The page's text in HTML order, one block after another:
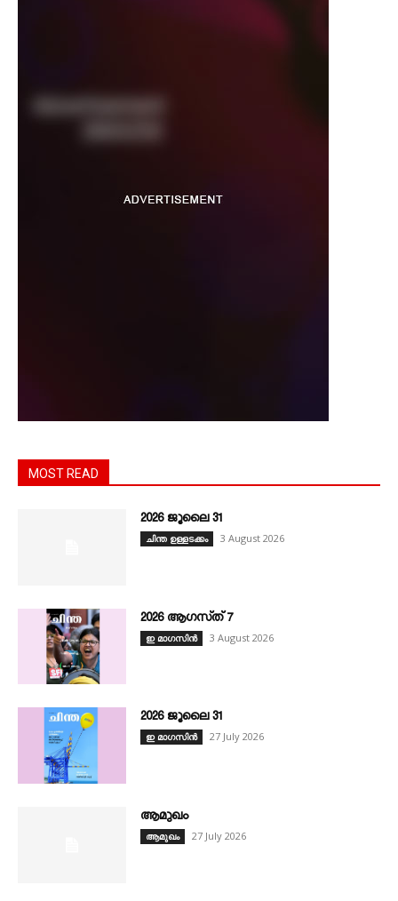
MOST READ
2026 ജൂലൈ 31
ചിന്ത ഉള്ളടക്കം 3 August 2026
2026 ആഗസ്‌ത്‌ 7
ഇ മാഗസിൻ 3 August 2026
2026 ജൂലൈ 31
ഇ മാഗസിൻ 27 July 2026
ആമുഖം
ആമുഖം 27 July 2026